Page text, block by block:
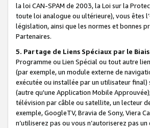
la loi CAN-SPAM de 2003, la Loi sur la
toute loi analogue ou ultérieure), vous êtes
législation, ainsi que les normes et bonnes
Partenaires.
5. Partage de Liens Spéciaux par le
Programme ou Lien Spécial ou tout autre
(par exemple, un module externe de
exécutée ou installée par un utilisateur
(autre qu'une Application Mobile
télévision par câble ou satellite, un lecteur
exemple, GoogleTV, Bravia de Sony, Viera
n’utiliserez pas ou vous n’autoriserez pas